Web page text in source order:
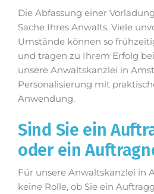
Die Abfassung einer
Sache Ihres Anwalts. Viele
Umstände können so
und tragen zu Ihrem Erfolg
unsere Anwaltskanzlei in
Personalisierung mit
Anwendung.
Sind Sie ein
oder ein
Für unsere Anwaltskanzlei in
keine Rolle, ob Sie ein